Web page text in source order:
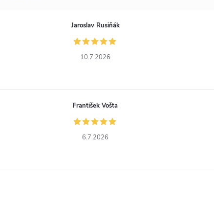
Jaroslav Rusiňák
10.7.2026
František Vošta
6.7.2026